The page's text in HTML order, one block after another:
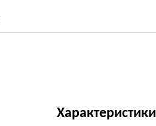
Характеристики